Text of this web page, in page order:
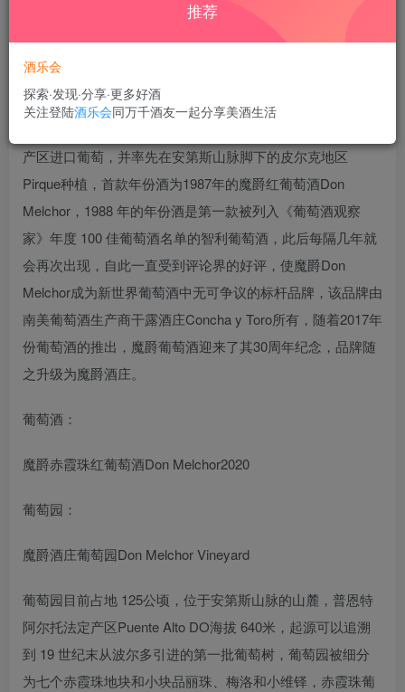
魔爵酒庄Viña Don Melchor坐落在迈波河北岸的安第斯山脚
产区进口葡萄，并率先在安第斯山脉脚下的皮尔克地区
Pirque种植，首款年份酒为1987年的魔爵红葡萄酒Don
Melchor，1988 年的年份酒是第一款被列入《葡萄酒观察
家》年度 100 佳葡萄酒名单的智利葡萄酒，此后每隔几年就
会再次出现，自此一直受到评论界的好评，使魔爵Don
Melchor成为新世界葡萄酒中无可争议的标杆品牌，该品牌由
南美葡萄酒生产商干露酒庄Concha y Toro所有，随着2017年
份葡萄酒的推出，魔爵葡萄酒迎来了其30周年纪念，品牌随
之升级为魔爵酒庄。
葡萄酒：
魔爵赤霞珠红葡萄酒Don Melchor2020
葡萄园：
魔爵酒庄葡萄园Don Melchor Vineyard
葡萄园目前占地 125公顷，位于安第斯山脉的山麓，普恩特
阿尔托法定产区Puente Alto DO海拔 640米，起源可以追溯
到 19 世纪末从波尔多引进的第一批葡萄树，葡萄园被细分
为七个赤霞珠地块和小块品丽珠、梅洛和小维铎，赤霞珠葡
推荐
酒乐会
探索·发现·分享·更多好酒
关注登陆酒乐会同万千酒友一起分享美酒生活